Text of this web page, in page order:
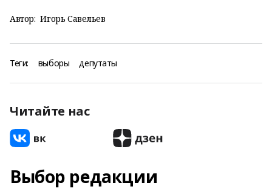
Автор: Игорь Савельев
Теги: выборы депутаты
Читайте нас
Выбор редакции